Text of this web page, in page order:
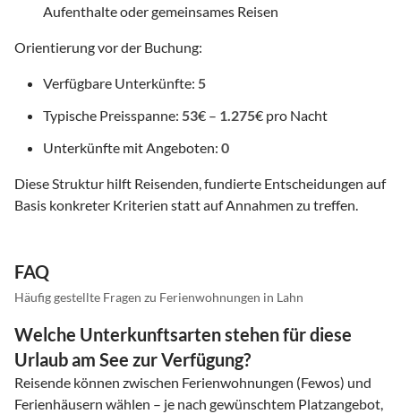
Aufenthalte oder gemeinsames Reisen
Orientierung vor der Buchung:
Verfügbare Unterkünfte: 5
Typische Preisspanne: 53€ – 1.275€ pro Nacht
Unterkünfte mit Angeboten: 0
Diese Struktur hilft Reisenden, fundierte Entscheidungen auf
Basis konkreter Kriterien statt auf Annahmen zu treffen.
FAQ
Häufig gestellte Fragen zu Ferienwohnungen in Lahn
Welche Unterkunftsarten stehen für diese
Urlaub am See zur Verfügung?
Reisende können zwischen Ferienwohnungen (Fewos) und
Ferienhäusern wählen – je nach gewünschtem Platzangebot,